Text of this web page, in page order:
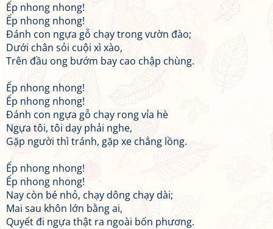
Ếp nhong nhong!
Ếp nhong nhong!
Đánh con ngựa gỗ chạy trong vườn đào;
Dưới chân sỏi cuội xì xào,
Trên đầu ong bướm bay cao chập chùng.
Ếp nhong nhong!
Ếp nhong nhong!
Đánh con ngựa gỗ chạy rong vỉa hè
Ngựa tôi, tôi dạy phải nghe,
Gặp người thì tránh, gặp xe chẳng lồng.
Ếp nhong nhong!
Ếp nhong nhong!
Nay còn bé nhỏ, chạy dông chạy dài;
Mai sau khôn lớn bằng ai,
Quyết đi ngựa thật ra ngoài bốn phương.